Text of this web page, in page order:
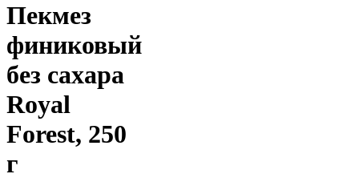
Пекмез
финиковый
без сахара
Royal
Forest, 250
г